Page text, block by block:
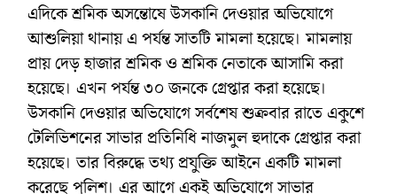
এদিকে শ্রমিক অসন্তোষে উসকানি দেওয়ার অভিযোগে
আশুলিয়া থানায় এ পর্যন্ত সাতটি মামলা হয়েছে। মামলায়
প্রায় দেড় হাজার শ্রমিক ও শ্রমিক নেতাকে আসামি করা
হয়েছে। এখন পর্যন্ত ৩০ জনকে গ্রেপ্তার করা হয়েছে।
উসকানি দেওয়ার অভিযোগে সর্বশেষ শুক্রবার রাতে একুশে
টেলিভিশনের সাভার প্রতিনিধি নাজমুল হুদাকে গ্রেপ্তার করা
হয়েছে। তার বিরুদ্ধে তথ্য প্রযুক্তি আইনে একটি মামলা
করেছে পুলিশ। এর আগে একই অভিযোগে সাভার